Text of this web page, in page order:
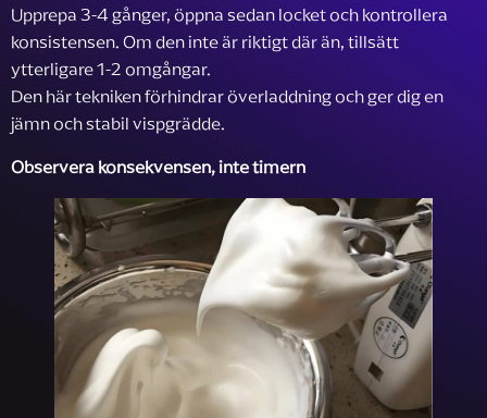
Upprepa 3-4 gånger, öppna sedan locket och kontrollera
konsistensen. Om den inte är riktigt där än, tillsätt
ytterligare 1-2 omgångar.
Den här tekniken förhindrar överladdning och ger dig en
jämn och stabil vispgrädde.
Observera konsekvensen, inte timern